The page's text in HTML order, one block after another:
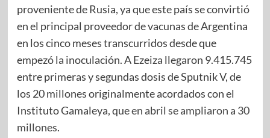
proveniente de Rusia, ya que este país se convirtió
en el principal proveedor de vacunas de Argentina
en los cinco meses transcurridos desde que
empezó la inoculación. A Ezeiza llegaron 9.415.745
entre primeras y segundas dosis de Sputnik V, de
los 20 millones originalmente acordados con el
Instituto Gamaleya, queen abril se ampliaron a 30
millones.